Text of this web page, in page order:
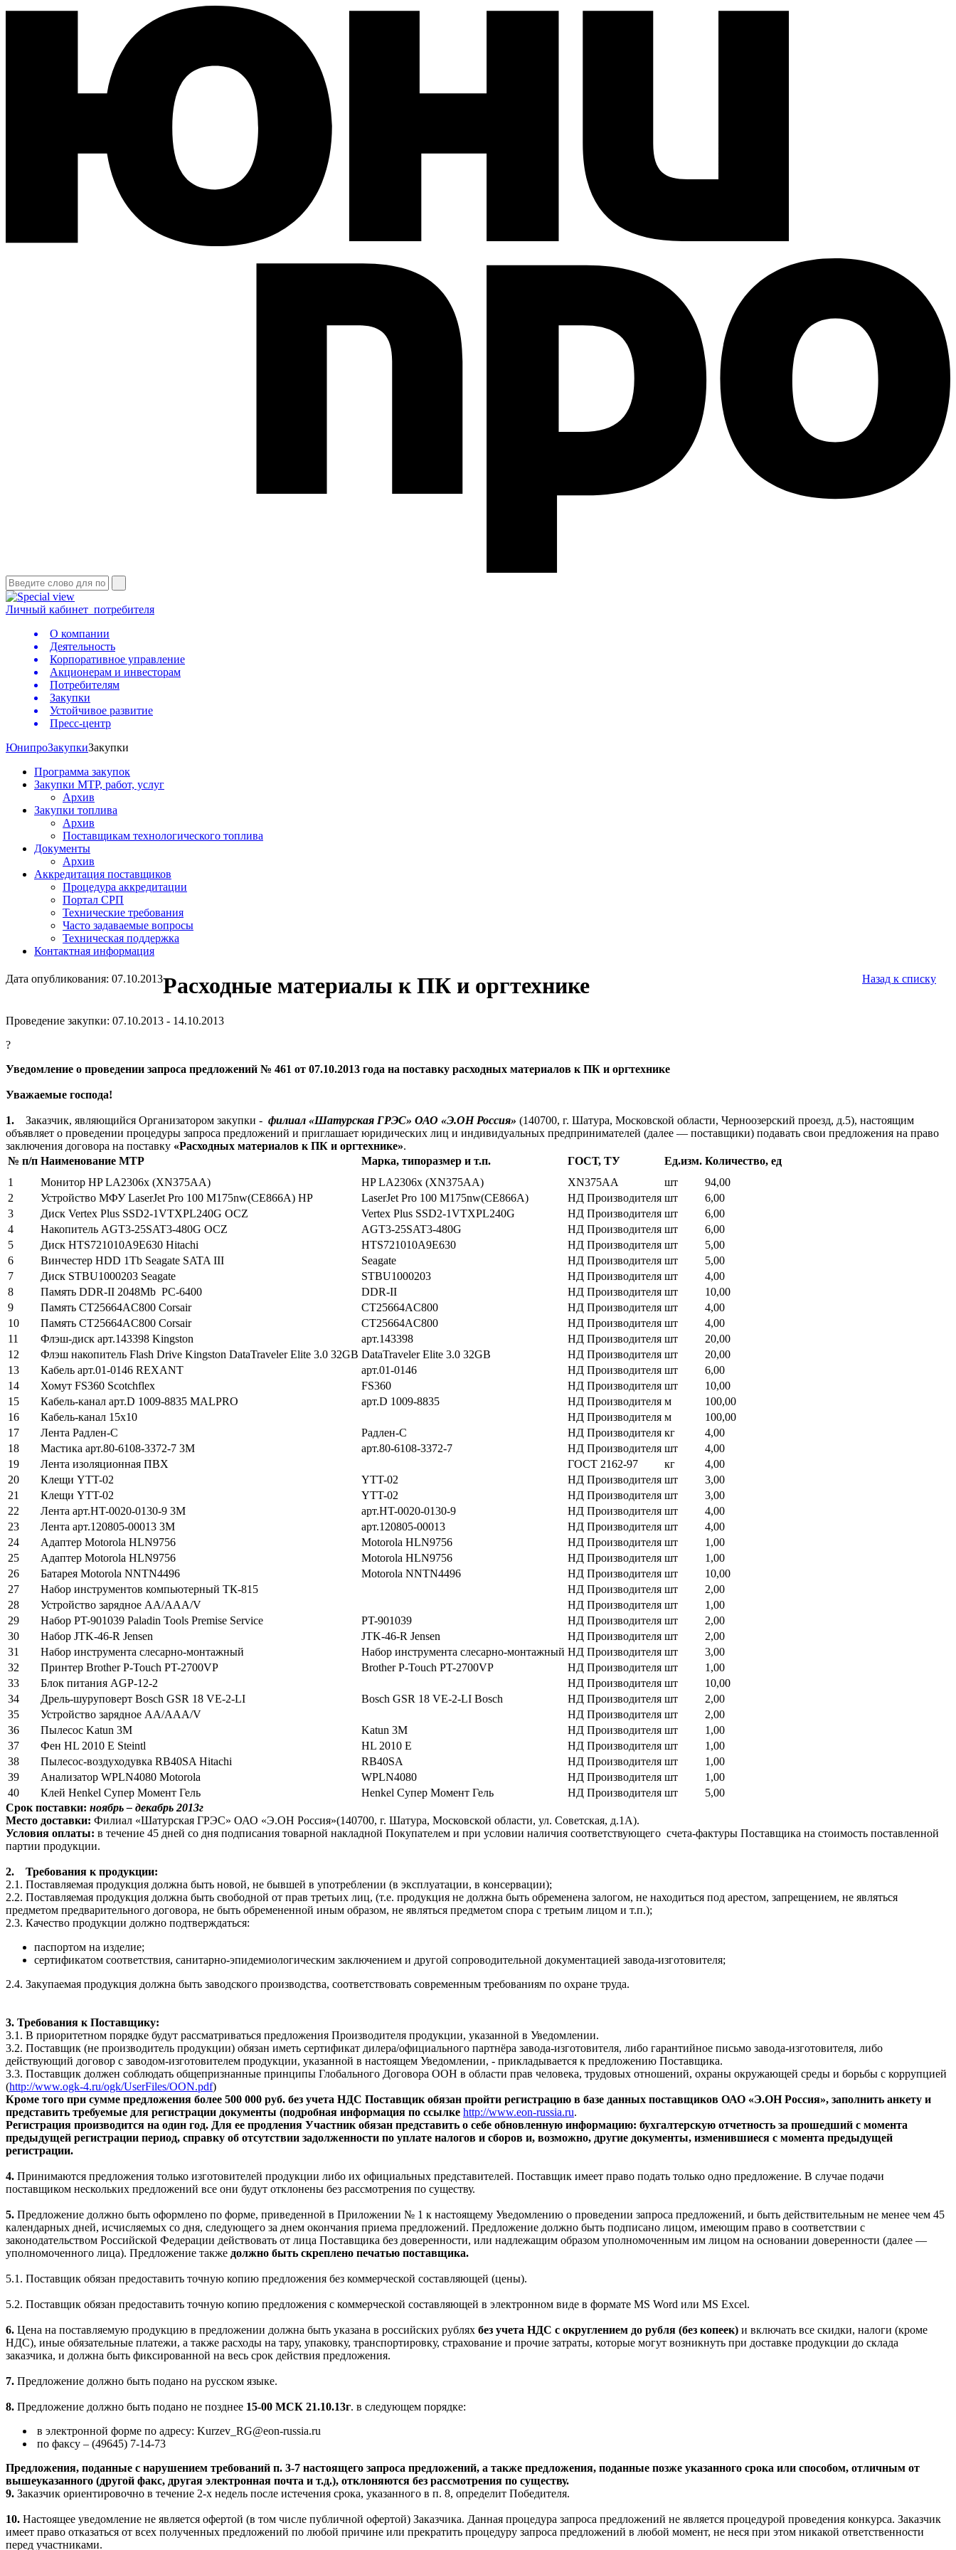
Личный кабинет потребителя
О компании
Деятельность
Корпоративное управление
Акционерам и инвесторам
Потребителям
Закупки
Устойчивое развитие
Пресс-центр
ЮнипроЗакупкиЗакупки
Программа закупок
Закупки МТР, работ, услуг
Архив
Закупки топлива
Архив
Поставщикам технологического топлива
Документы
Архив
Аккредитация поставщиков
Процедура аккредитации
Портал СРП
Технические требования
Часто задаваемые вопросы
Техническая поддержка
Контактная информация
Дата опубликования: 07.10.2013 Назад к списку
Расходные материалы к ПК и оргтехнике
Проведение закупки: 07.10.2013 - 14.10.2013
?
Уведомление о проведении запроса предложений № 461 от 07.10.2013 года на поставку расходных материалов к ПК и оргтехнике
Уважаемые господа!
1. Заказчик, являющийся Организатором закупки - филиал «Шатурская ГРЭС» ОАО «Э.ОН Россия» (140700, г. Шатура, Московской области, Черноозерский проезд, д.5), настоящим
объявляет о проведении процедуры запроса предложений и приглашает юридических лиц и индивидуальных предпринимателей (далее — поставщики) подавать свои предложения на право
заключения договора на поставку «Расходных материалов к ПК и оргтехнике».
№ п/п Наименование МТР Марка, типоразмер и т.п. ГОСТ, ТУ Ед.изм. Количество, ед
1
Монитор HP LA2306x (XN375AA) HP LA2306x (XN375AA) XN375AA шт
94,00
2
Устройство МФУLaserJet Pro 100 M175nw(CE866A) HP LaserJet Pro 100 M175nw(CE866A) НД Производителя шт
6,00
3
Диск Vertex Plus SSD2-1VTXPL240G OCZ Vertex Plus SSD2-1VTXPL240G НД Производителя шт
6,00
4
Накопитель AGT3-25SAT3-480G OCZ AGT3-25SAT3-480G НД Производителя шт
6,00
5
Диск HTS721010A9E630 Hitachi HTS721010A9E630 НД Производителя шт
5,00
6
Винчестер HDD 1Tb Seagate SATA III Seagate НД Производителя шт
5,00
7
Диск STBU1000203 Seagate STBU1000203 НД Производителя шт
4,00
8
Память DDR-II 2048Mb PC-6400 DDR-II НД Производителя шт
10,00
9
Память CT25664AC800 Corsair CT25664AC800 НД Производителя шт
4,00
10
Память CT25664AC800 Corsair CT25664AC800 НД Производителя шт
4,00
11
Флэш-диск арт.143398 Kingston арт.143398 НД Производителя шт
20,00
12
Флэш накопитель Flash Drive Kingston DataTraveler Elite 3.0 32GB DataTraveler Elite 3.0 32GB НД Производителя шт
20,00
13
Кабель арт.01-0146 REXANT арт.01-0146 НД Производителя шт
6,00
14
Хомут FS360 Scotchflex FS360 НД Производителя шт
10,00
15
Кабель-канал арт.D 1009-8835 MALPRO арт.D 1009-8835 НД Производителя м
100,00
16
Кабель-канал 15х10 НД Производителя м
100,00
17
Лента Радлен-С Радлен-С НД Производителя кг
4,00
18
Мастика арт.80-6108-3372-7 3M арт.80-6108-3372-7 НД Производителя шт
4,00
19
Лента изоляционная ПВХ ГОСТ 2162-97 кг
4,00
20
Клещи YTT-02 YTT-02 НД Производителя шт
3,00
21
Клещи YTT-02 YTT-02 НД Производителя шт
3,00
22
Лента арт.HT-0020-0130-9 3M арт.HT-0020-0130-9 НД Производителя шт
4,00
23
Лента арт.120805-00013 3M арт.120805-00013 НД Производителя шт
4,00
24
Адаптер Motorola HLN9756 Motorola HLN9756 НД Производителя шт
1,00
25
Адаптер Motorola HLN9756 Motorola HLN9756 НД Производителя шт
1,00
26
Батарея Motorola NNTN4496 Motorola NNTN4496 НД Производителя шт
10,00
27
Набор инструментов компьютерный ТК-815 НД Производителя шт
2,00
28
Устройство зарядное АА/ААА/V НД Производителя шт
1,00
29
Набор PT-901039 Paladin Tools Premise Service PT-901039 НД Производителя шт
2,00
30
Набор JTK-46-R Jensen JTK-46-R Jensen НД Производителя шт
2,00
31
Набор инструмента слесарно-монтажный Набор инструмента слесарно-монтажный НД Производителя шт
3,00
32
Принтер Brother P-Touch PT-2700VP Brother P-Touch PT-2700VP НД Производителя шт
1,00
33
Блок питания АGP-12-2 НД Производителя шт
10,00
34
Дрель-шуруповерт Bosch GSR 18 VE-2-LI Bosch GSR 18 VE-2-LI Bosch НД Производителя шт
2,00
35
Устройство зарядное АА/ААА/V НД Производителя шт
2,00
36
Пылесос Katun 3M Katun 3M НД Производителя шт
1,00
37
Фен HL 2010 E Steintl HL 2010 E НД Производителя шт
1,00
38
Пылесос-воздуходувка RB40SA Hitachi RB40SA НД Производителя шт
1,00
39
Анализатор WPLN4080 Motorola WPLN4080 НД Производителя шт
1,00
40
Клей Henkel Супер Момент Гель Henkel Супер Момент Гель НД Производителя шт
5,00
Срок поставки: ноябрь – декабрь 2013г
Место доставки: Филиал «Шатурская ГРЭС» ОАО «Э.ОН Россия»(140700, г. Шатура, Московской области, ул. Советская, д.1А).
Условия оплаты: в течение 45 дней со дня подписания товарной накладной Покупателем и при условии наличия соответствующего счета-фактуры Поставщика на стоимость поставленной
партии продукции.
2.
Требования к продукции:
2.1. Поставляемая продукция должна быть новой, не бывшей в употреблении (в эксплуатации, в консервации);
2.2. Поставляемая продукция должна быть свободной от прав третьих лиц, (т.е. продукция не должна быть обременена залогом, не находиться под арестом, запрещением, не являться
предметом предварительного договора, не быть обремененной иным образом, не являться предметом спора с третьим лицом и т.п.);
2.3. Качество продукции должно подтверждаться:
паспортом на изделие;
сертификатом соответствия, санитарно-эпидемиологическим заключением и другой сопроводительной документацией завода-изготовителя;
2.4. Закупаемая продукция должна быть заводского производства, соответствовать современным требованиям по охране труда.
3. Требования к Поставщику:
3.1. В приоритетном порядке будут рассматриваться предложения Производителя продукции, указанной в Уведомлении.
3.2. Поставщик (не производитель продукции) обязан иметь сертификат дилера/официального партнёра завода-изготовителя, либо гарантийное письмо завода-изготовителя, либо
действующий договор с заводом-изготовителем продукции, указанной в настоящем Уведомлении, - прикладывается к предложению Поставщика.
3.3. Поставщик должен соблюдать общепризнанные принципы Глобального Договора ООН в области прав человека, трудовых отношений, охраны окружающей среды и борьбы с коррупцией
(http://www.ogk-4.ru/ogk/UserFiles/OON.pdf)
Кроме того при сумме предложения более 500 000 руб. без учета НДС Поставщик обязан пройти регистрацию в базе данных поставщиков ОАО «Э.ОН Россия», заполнить анкету и
представить требуемые для регистрации документы (подробная информация по ссылке http://www.eon-russia.ru.
Регистрация производится на один год. Для ее продления Участник обязан представить о себе обновленную информацию: бухгалтерскую отчетность за прошедший с момента
предыдущей регистрации период, справку об отсутствии задолженности по уплате налогов и сборов и, возможно, другие документы, изменившиеся с момента предыдущей
регистрации.
4. Принимаются предложения только изготовителей продукции либо их официальных представителей. Поставщик имеет право подать только одно предложение. В случае подачи
поставщиком нескольких предложений все они будут отклонены без рассмотрения по существу.
5. Предложение должно быть оформлено по форме, приведенной в Приложении № 1 к настоящему Уведомлению о проведении запроса предложений, и быть действительным не менее чем 45
календарных дней, исчисляемых со дня, следующего за днем окончания приема предложений. Предложение должно быть подписано лицом, имеющим право в соответствии с
законодательством Российской Федерации действовать от лица Поставщика без доверенности, или надлежащим образом уполномоченным им лицом на основании доверенности (далее —
уполномоченного лица). Предложение также должно быть скреплено печатью поставщика.
5.1. Поставщик обязан предоставить точную копию предложения без коммерческой составляющей (цены).
5.2. Поставщик обязан предоставить точную копию предложения с коммерческой составляющей в электронном виде в формате MS Word или MS Excel.
6. Цена на поставляемую продукцию в предложении должна быть указана в российских рублях без учета НДС с округлением до рубля (без копеек) и включать все скидки, налоги (кроме
НДС), иные обязательные платежи, а также расходы на тару, упаковку, транспортировку, страхование и прочие затраты, которые могут возникнуть при доставке продукции до склада
заказчика, и должна быть фиксированной на весь срок действия предложения.
7. Предложение должно быть подано на русском языке.
8. Предложение должно быть подано не позднее 15-00 МСК 21.10.13г. в следующем порядке:
в электронной форме по адресу: Kurzev RG@eon-russia.ru
по факсу – (49645) 7-14-73
Предложения, поданные с нарушением требований п. 3-7 настоящего запроса предложений, а также предложения, поданные позже указанного срока или способом, отличным от
вышеуказанного (другой факс, другая электронная почта и т.д.), отклоняются без рассмотрения по существу.
9. Заказчик ориентировочно в течение 2-х недель после истечения срока, указанного в п. 8, определит Победителя.
10. Настоящее уведомление не является офертой (в том числе публичной офертой) Заказчика. Данная процедура запроса предложений не является процедурой проведения конкурса. Заказчик
имеет право отказаться от всех полученных предложений по любой причине или прекратить процедуру запроса предложений в любой момент, не неся при этом никакой ответственности
перед участниками.